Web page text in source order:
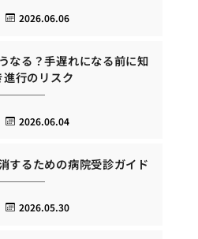
2026.06.06
なる？手遅れになる前に知
進行のリスク
2026.06.04
するための病院受診ガイド
2026.05.30